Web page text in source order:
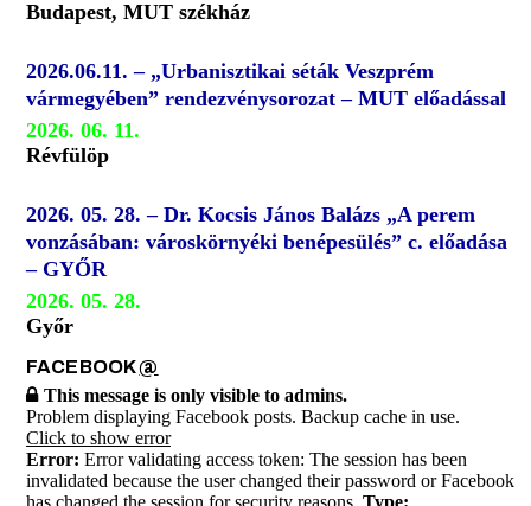
Budapest, MUT székház
2026.06.11. – „Urbanisztikai séták Veszprém
vármegyében” rendezvénysorozat – MUT előadással
2026. 06. 11.
Révfülöp
2026. 05. 28. – Dr. Kocsis János Balázs „A perem
vonzásában: városkörnyéki benépesülés” c. előadása
– GYŐR
2026. 05. 28.
Győr
FACEBOOK@
This message is only visible to admins.
Problem displaying Facebook posts. Backup cache in use.
Click to show error
Error: Error validating access token: The session has been
invalidated because the user changed their password or Facebook
has changed the session for security reasons. Type: